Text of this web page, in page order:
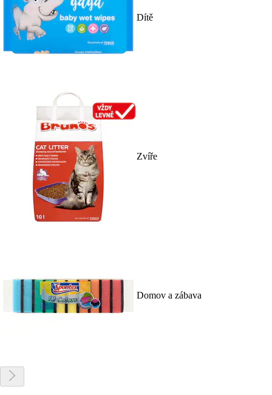
Dítě
Zvíře
Domov a zábava